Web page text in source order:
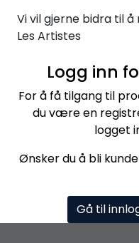
Vi vil gjerne bidra til
Les Artistes
Logg inn
For å få tilgang til
du være en
logget
Ønsker du å bli
Gå til